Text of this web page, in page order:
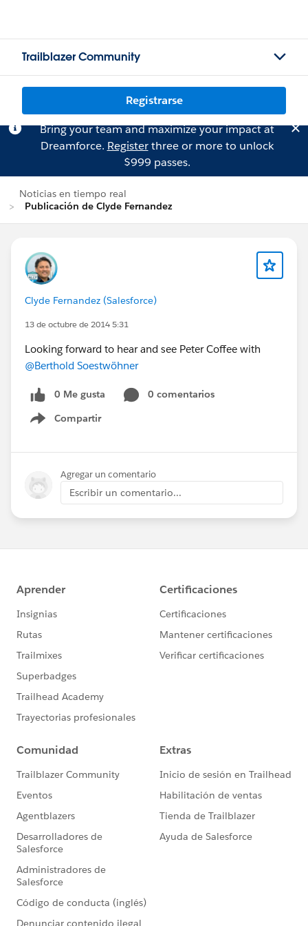
Trailblazer Community
Registrarse
Bring your team and maximize your impact at
Dreamforce. Registerthree or more to unlock
$999 passes.
Noticias en tiempo real
Publicación de Clyde Fernandez
Clyde Fernandez (Salesforce)
13 de octubre de 2014 5:31
Looking forward to hear and see Peter Coffee with
@Berthold Soestwöhner
0 Me gusta
0 comentarios
Compartir
Show menu
Agregar un comentario
Escribir un comentario...